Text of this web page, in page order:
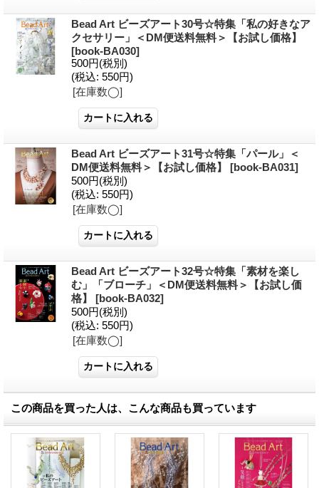
Bead Art ビーズアート30号☆特集「私の好きなア
クセサリー」＜DM便送料無料＞【お試し価格】
[book-BA030]
500円(税別)
(税込: 550円)
[在庫数◯]
Bead Art ビーズアート31号☆特集「パール」＜
DM便送料無料＞【お試し価格】 [book-BA031]
500円(税別)
(税込: 550円)
[在庫数◯]
Bead Art ビーズアート32号☆特集「素材を楽し
む」「ブローチ」＜DM便送料無料＞【お試し価
格】 [book-BA032]
500円(税別)
(税込: 550円)
[在庫数◯]
この商品を買った人は、こんな商品も買っています